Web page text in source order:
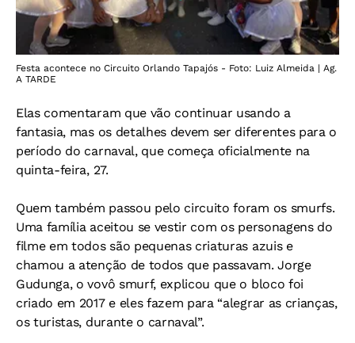
Festa acontece no Circuito Orlando Tapajós - Foto: Luiz Almeida | Ag.
A TARDE
Elas comentaram que vão continuar usando a
fantasia, mas os detalhes devem ser diferentes para o
período do carnaval, que começa oficialmente na
quinta-feira, 27.
Quem também passou pelo circuito foram os smurfs.
Uma família aceitou se vestir com os personagens do
filme em todos são pequenas criaturas azuis e
chamou a atenção de todos que passavam. Jorge
Gudunga, o vovô smurf, explicou que o bloco foi
criado em 2017 e eles fazem para “alegrar as crianças,
os turistas, durante o carnaval”.